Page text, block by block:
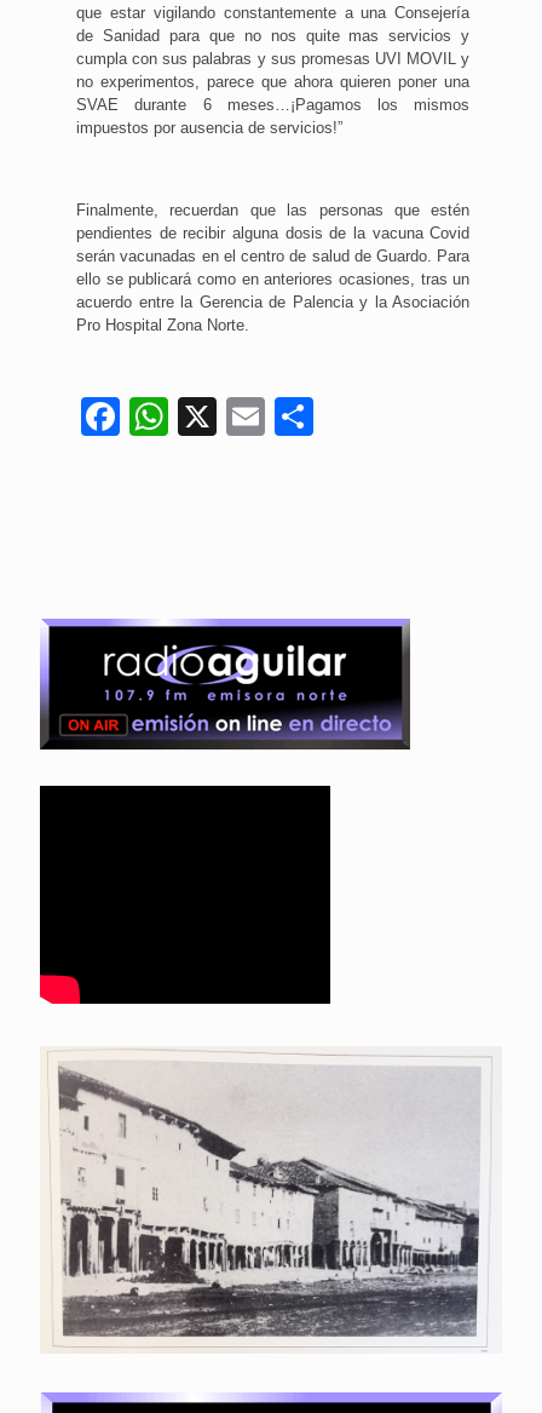
que estar vigilando constantemente a una Consejería
de Sanidad para que no nos quite mas servicios y
cumpla con sus palabras y sus promesas UVI MOVIL y
no experimentos, parece que ahora quieren poner una
SVAE durante 6 meses…¡Pagamos los mismos
impuestos por ausencia de servicios!”
Finalmente, recuerdan que las personas que estén
pendientes de recibir alguna dosis de la vacuna Covid
serán vacunadas en el centro de salud de Guardo. Para
ello se publicará como en anteriores ocasiones, tras un
acuerdo entre la Gerencia de Palencia y la Asociación
Pro Hospital Zona Norte.
Facebook
WhatsApp
X Email